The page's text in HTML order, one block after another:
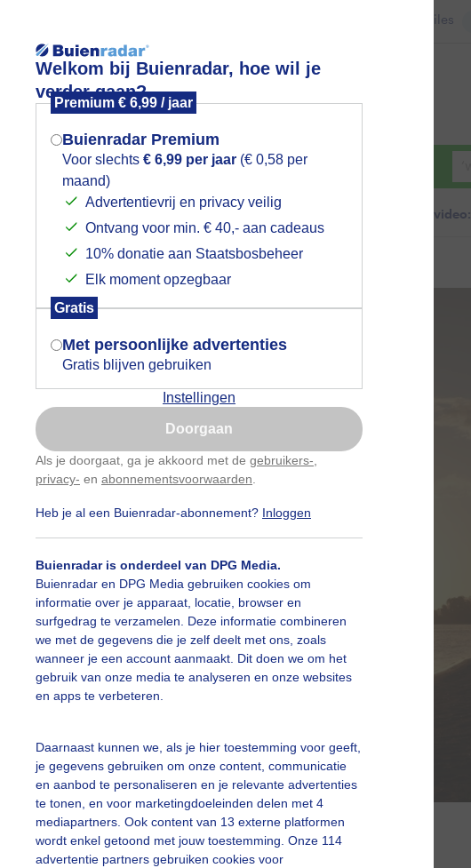
Welkom bij Buienradar, hoe wil je
verder gaan?
Premium € 6,99 / jaar
Buienradar Premium
Voor slechts € 6,99 per jaar (€ 0,58 per
maand)
Advertentievrij en privacy veilig
Ontvang voor min. € 40,- aan cadeaus
10% donatie aan Staatsbosbeheer
Elk moment opzegbaar
Gratis
Met persoonlijke advertenties
Gratis blijven gebruiken
Instellingen
Doorgaan
Als je doorgaat, ga je akkoord met de gebruikers-
privacy- en abonnementsvoorwaarden
Heb je al een Buienradar-abonnement? Inloggen
Buienradar is onderdeel van DPG Media.
Buienradar en DPG Media gebruiken cookies om
informatie over je apparaat, locatie, browser en
surfgedrag te verzamelen. Deze informatie combineren
we met de gegevens die je zelf deelt met ons, zoals
wanneer je een account aanmaakt. Dit doen we om het
gebruik van onze media te analyseren en onze websites
en apps te verbeteren.
Daarnaast kunnen we, als je hier toestemming voor geeft,
je gegevens gebruiken om onze content, communicatie
en aanbod te personaliseren en je relevante advertenties
te tonen, en voor marketingdoeleinden delen met 4
mediapartners. Ook content van 13 externe platformen
wordt enkel getoond met jouw toestemming. Onze 114
advertentie partners gebruiken cookies voor
Files
Foto en video Weerzine
Zoeken in foto & video:
dag om te genieten als het droog blijft
Corry van Daalen Gemaakt: 11-06-2026, 41x bekeken
Mogen we je locatie gebruiken voor
het weer?
Indien je hier nog geen akkoord op hebt
gegeven, verschijnt er zo een pop-up uit
je browser waarin deze toestemming
gevraagd wordt.
Is goed, toon de popup
Nu niet, misschien later
Gebruik je Safari en wil je niet elke dag deze pop-up
Klikhierom dit aan te passen